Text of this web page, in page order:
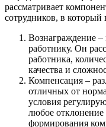
рассматривает
сотрудников, в который
Вознаграждение
работнику. Он
работника,
качества и
Компенсация –
отличных от
условия
любое
формирования